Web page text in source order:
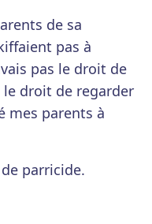
de sa
pas à
pas le droit de
le droit de regarder
mes parents à
parricide.